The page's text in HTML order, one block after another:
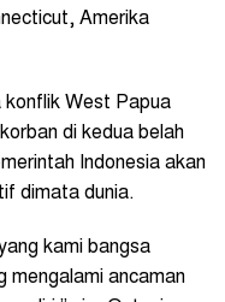
Amerika
konflik West Papua
di kedua belah
Indonesia akan
dimata dunia.
kami bangsa
mengalami ancaman